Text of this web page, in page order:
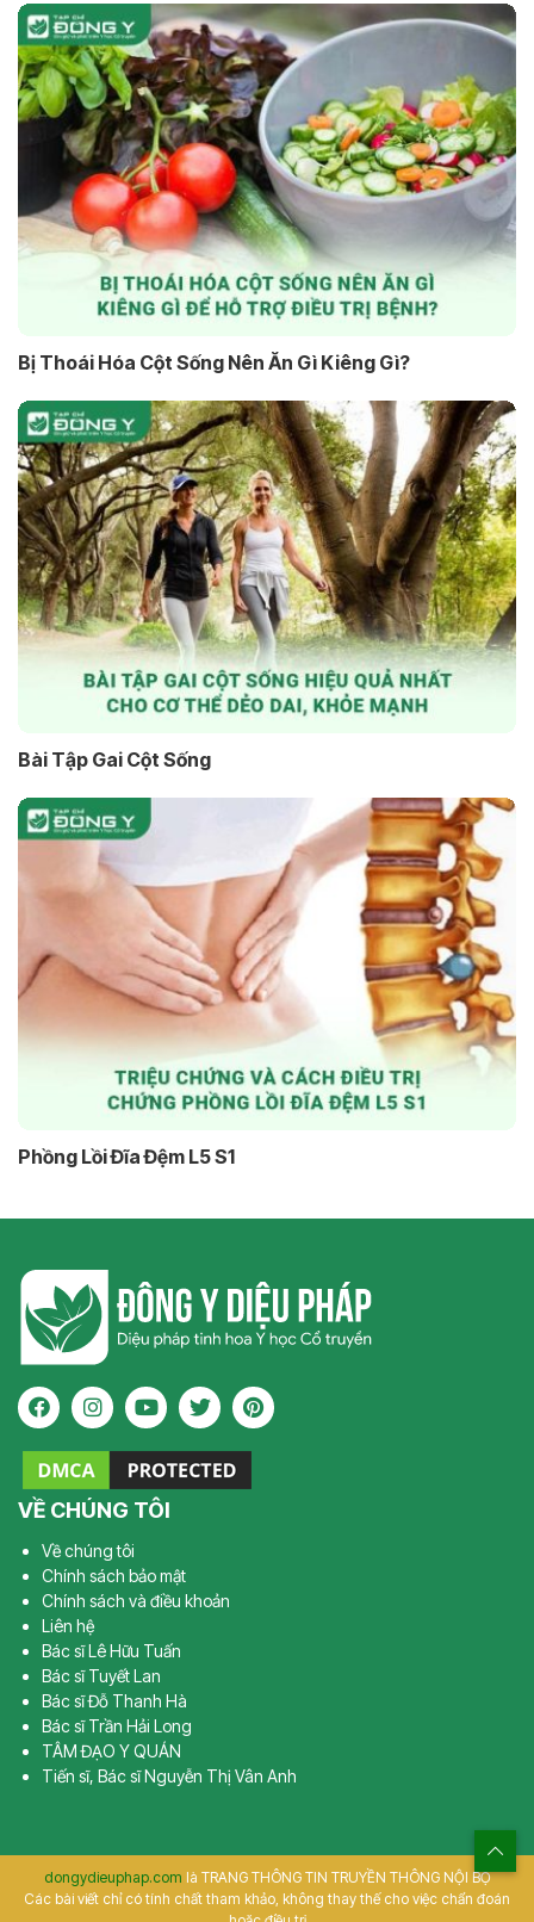
Bị Thoái Hóa Cột Sống Nên Ăn Gì Kiêng Gì?
Bài Tập Gai Cột Sống
Phồng Lồi Đĩa Đệm L5 S1
VỀ CHÚNG TÔI
Về chúng tôi
Chính sách bảo mật
Chính sách và điều khoản
Liên hệ
Bác sĩ Lê Hữu Tuấn
Bác sĩ Tuyết Lan
Bác sĩ Đỗ Thanh Hà
Bác sĩ Trần Hải Long
TÂM ĐẠO Y QUÁN
Tiến sĩ, Bác sĩ Nguyễn Thị Vân Anh
dongydieuphap.com là TRANG THÔNG TIN TRUYỀN THÔNG NỘI BỘ
Các bài viết chỉ có tính chất tham khảo, không thay thế cho việc chẩn đoán